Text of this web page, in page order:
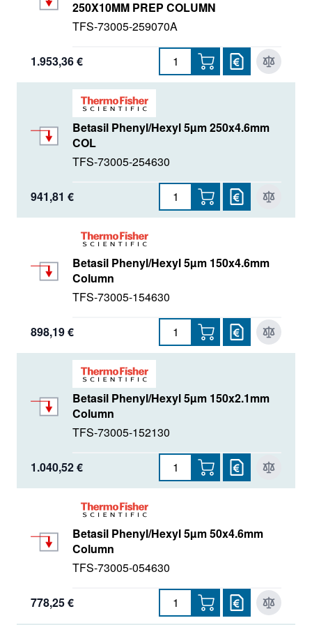
SurePac
Thermo QuEChERS
Viper Connector
250X10MM PREP COLUMN
TFS-73005-259070A
1.953,36 €
Betasil Phenyl/Hexyl 5µm 250x4.6mm
COL
TFS-73005-254630
941,81 €
Betasil Phenyl/Hexyl 5µm 150x4.6mm
Column
TFS-73005-154630
898,19 €
Betasil Phenyl/Hexyl 5µm 150x2.1mm
Column
TFS-73005-152130
1.040,52 €
Betasil Phenyl/Hexyl 5µm 50x4.6mm
Column
TFS-73005-054630
778,25 €